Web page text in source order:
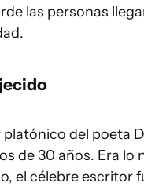
las personas
platónico del poeta
de 30 años. Era lo
el célebre escritor